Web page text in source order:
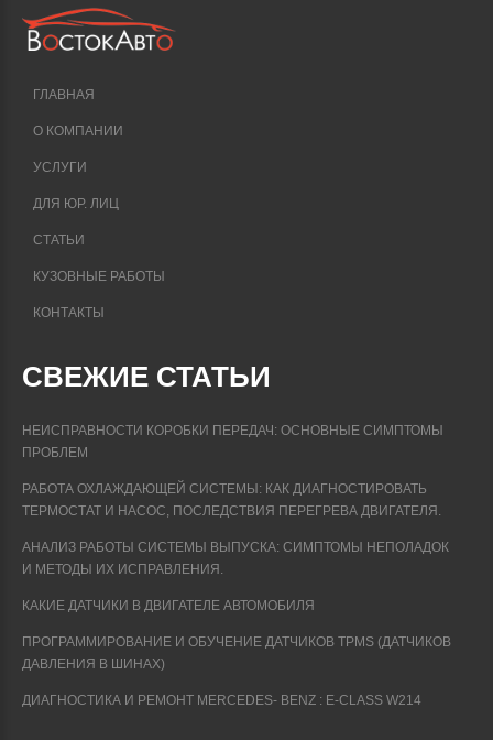
ГЛАВНАЯ
О КОМПАНИИ
УСЛУГИ
ДЛЯ ЮР. ЛИЦ
СТАТЬИ
КУЗОВНЫЕ РАБОТЫ
КОНТАКТЫ
СВЕЖИЕ СТАТЬИ
НЕИСПРАВНОСТИ КОРОБКИ ПЕРЕДАЧ: ОСНОВНЫЕ СИМПТОМЫ
ПРОБЛЕМ
РАБОТА ОХЛАЖДАЮЩЕЙ СИСТЕМЫ: КАК ДИАГНОСТИРОВАТЬ
ТЕРМОСТАТ И НАСОС, ПОСЛЕДСТВИЯ ПЕРЕГРЕВА ДВИГАТЕЛЯ.
АНАЛИЗ РАБОТЫ СИСТЕМЫ ВЫПУСКА: СИМПТОМЫ НЕПОЛАДОК
И МЕТОДЫ ИХ ИСПРАВЛЕНИЯ.
КАКИЕ ДАТЧИКИ В ДВИГАТЕЛЕ АВТОМОБИЛЯ
ПРОГРАММИРОВАНИЕ И ОБУЧЕНИЕ ДАТЧИКОВ TPMS (ДАТЧИКОВ
ДАВЛЕНИЯ В ШИНАХ)
ДИАГНОСТИКА И РЕМОНТ MERCEDES- BENZ : E-CLASS W214